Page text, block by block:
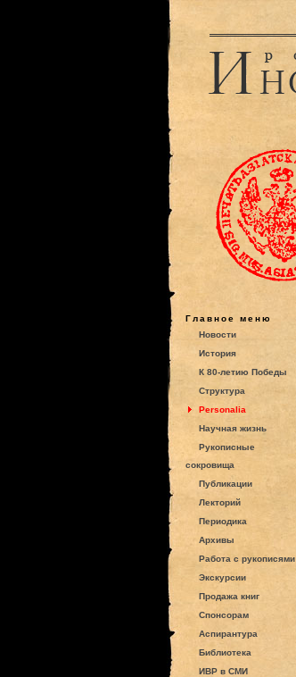
Главное меню
Новости
История
К 80-летию Победы
Структура
Personalia
Научная жизнь
Рукописные
сокровища
Публикации
Лекторий
Периодика
Архивы
Работа с рукописями
Экскурсии
Продажа книг
Спонсорам
Аспирантура
Библиотека
ИВР в СМИ